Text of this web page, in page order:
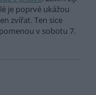
je poprvé ukážou
zvířat. Ten sice
v sobotu 7.